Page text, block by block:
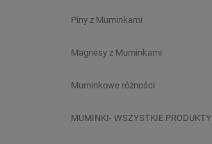
Piny z Muminkami
Magnesy z Muminkami
Muminkowe różności
MUMINKI- WSZYSTKIE PRODUKTY